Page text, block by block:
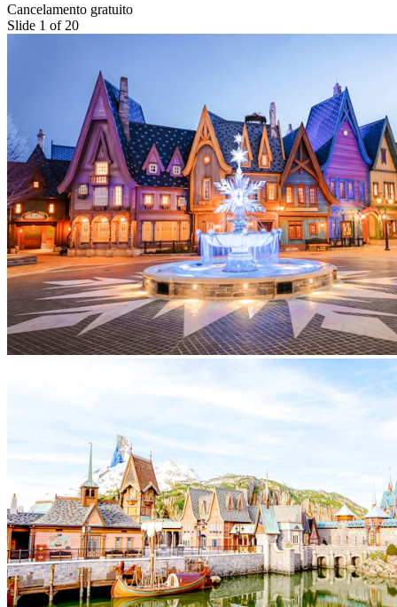
Cancelamento gratuito
Slide 1 of 20